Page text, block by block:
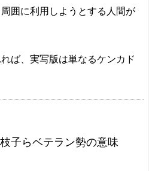
囲に利用しようとする人間が
ば、実写版は単なるケンカド
子らベテラン勢の意味